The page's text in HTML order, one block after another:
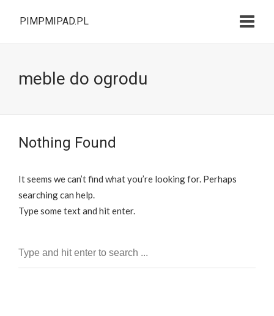
PIMPMIPAD.PL
meble do ogrodu
Nothing Found
It seems we can’t find what you’re looking for. Perhaps
searching can help.
Type some text and hit enter.